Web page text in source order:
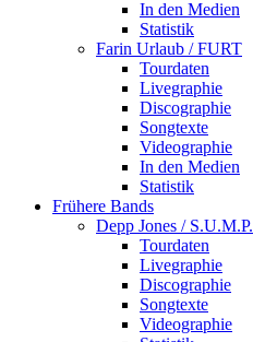
In den Medien
Statistik
Farin Urlaub / FURT
Tourdaten
Livegraphie
Discographie
Songtexte
Videographie
In den Medien
Statistik
Frühere Bands
Depp Jones / S.U.M.P.
Tourdaten
Livegraphie
Discographie
Songtexte
Videographie